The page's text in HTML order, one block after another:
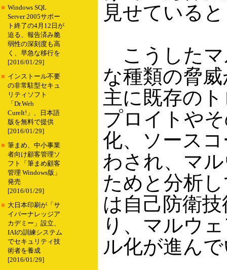
■ Windows SQL
Server 2005サポー
ト終了の4月12日が
迫る、報告済み脆
弱性の深刻度も高
く、早急な移行を
[2016/01/29]
■ インストール不要
の非常駐型セキュ
リティソフト
「Dr.Web
CureIt!」、日本語
版を無料で提供
[2016/01/29]
■ 筆まめ、中小事業
者向け顧客管理ソ
フト「筆まめ顧客
管理 Windows版」
発売
[2016/01/29]
■ 大日本印刷が「サ
イバーナレッジア
カデミー」設立、
IAIの訓練システム
でセキュリティ技
術者を養成
[2016/01/29]
見せている
こうしたマ
な種類の脅
主に既存の
プロイトや
化、ソース
わされ、マ
ためと分析
は自己防衛
り、マルウ
ル化が進ん